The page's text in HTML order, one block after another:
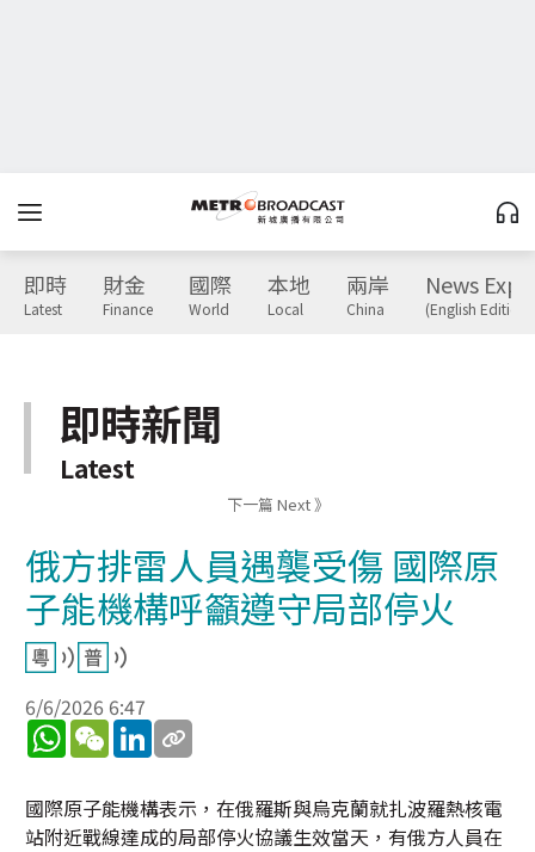
即時
Latest
財金
Finance
國際
World
本地
Local
兩岸
China
News
(English Edition)
即時新聞
Latest
下一篇 Next 》
俄方排雷人員遇襲受傷 國際原
子能機構呼籲遵守局部停火
6/6/2026 6:47
WhatsApp
WeChatLinkedIn
國際原子能機構表示，在俄羅斯與烏克蘭就扎波羅熱核電
站附近戰線達成的局部停火協議生效當天，有俄方人員在